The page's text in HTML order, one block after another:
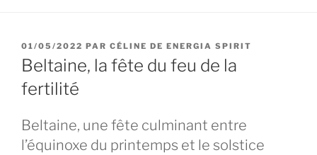
PUBLIÉ
LE
01/05/2022 PAR CÉLINE DE ENERGIA SPIRIT
Beltaine, la fête du feu de la
fertilité
Beltaine, une fête culminant entre
l’équinoxe du printemps et le solstice